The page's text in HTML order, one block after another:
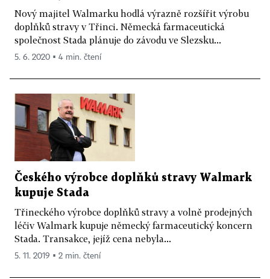
Nový majitel Walmarku hodlá výrazně rozšířit výrobu
doplňků stravy v Třinci. Německá farmaceutická
společnost Stada plánuje do závodu ve Slezsku...
5. 6. 2020 ▪ 4 min. čtení
Českého výrobce doplňků stravy Walmark
kupuje Stada
Třineckého výrobce doplňků stravy a volně prodejných
léčiv Walmark kupuje německý farmaceutický koncern
Stada. Transakce, jejíž cena nebyla...
5. 11. 2019 ▪ 2 min. čtení